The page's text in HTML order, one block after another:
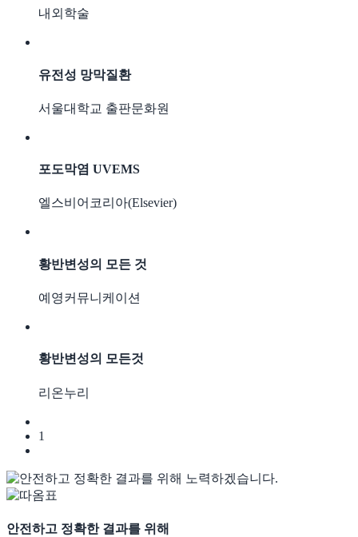
내외학술
유전성 망막질환
서울대학교 출판문화원
포도막염 UVEMS
엘스비어코리아(Elsevier)
황반변성의 모든 것
예영커뮤니케이션
황반변성의 모든것
리온누리
1
안전하고 정확한 결과를 위해